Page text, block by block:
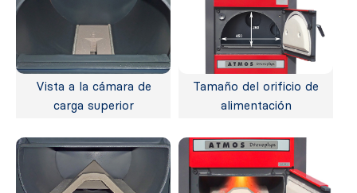
Vista a la cámara de
carga superior
Tamaño del orificio de
alimentación